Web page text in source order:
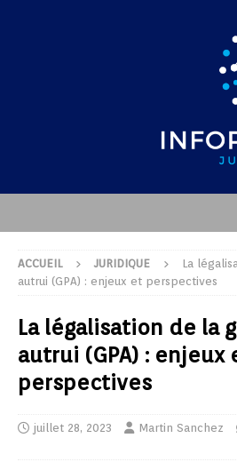
ACCUEIL JURIDIQUE
La
autrui (GPA) : enjeux et perspectives
La légalisation de la
autrui (GPA) : enjeux
perspectives
juillet 28, 2023 Martin Sanchez